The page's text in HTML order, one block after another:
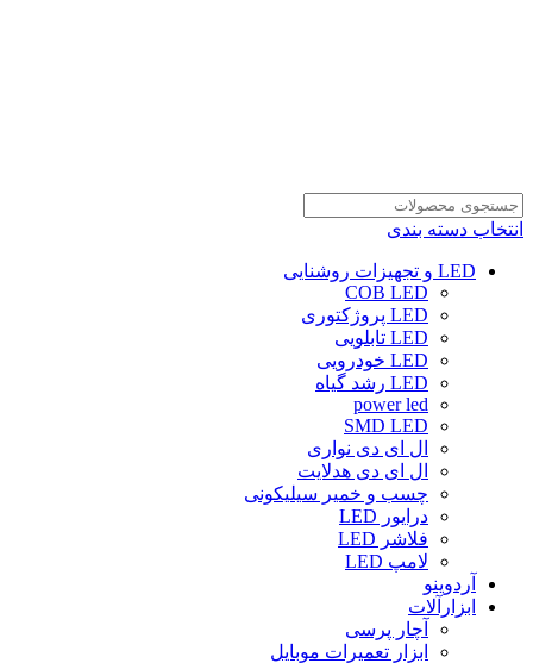
انتخاب دسته بندی
LED و تجهیزات روشنایی
COB LED
LED پروژکتوری
LED تابلویی
LED خودرویی
LED رشد گیاه
power led
SMD LED
ال ای دی نواری
ال ای دی هدلایت
چسب و خمیر سیلیکونی
درایور LED
فلاشر LED
لامپ LED
آردوینو
ابزارآلات
آچار پرسی
ابزار تعمیرات موبایل